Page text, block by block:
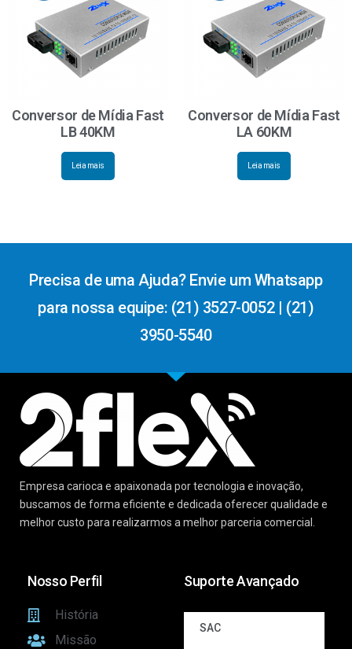
Conversor de Mídia Fast
LB 40KM
Leia mais
Conversor de Mídia Fast
LA 60KM
Leia mais
Precisa de uma Ajuda? Envie um Whatsapp
para nossa equipe: (21) 3527-0052 | (21)
3950-5540
Empresa carioca e apaixonada por tecnologia e inovação,
buscamos de forma eficiente e dedicada oferecer qualidade e
melhor custo para realizarmos a melhor parceria comercial.
Nosso Perfil
História
Missão
Suporte Avançado
SAC